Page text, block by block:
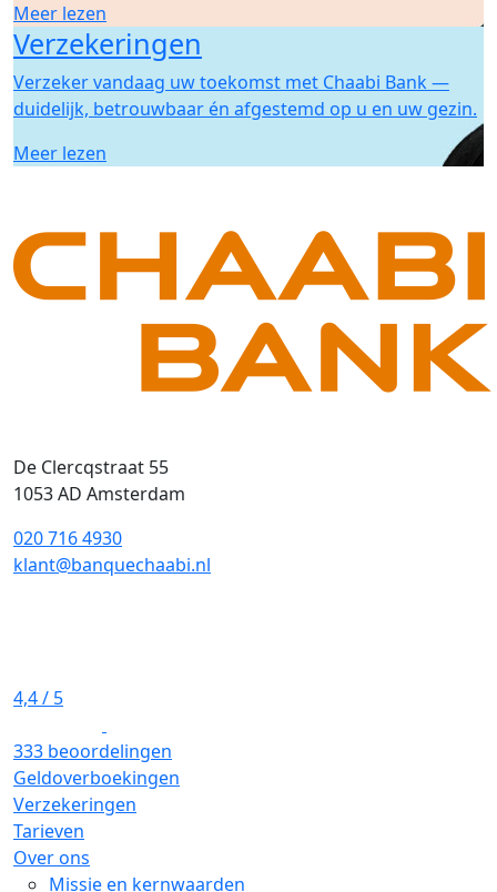
Meer lezen
Verzekeringen
Verzeker vandaag uw toekomst met Chaabi Bank —
duidelijk, betrouwbaar én afgestemd op u en uw gezin.
Meer lezen
De Clercqstraat 55
1053 AD Amsterdam
020 716 4930
klant@banquechaabi.nl
4,4/ 5
333 beoordelingen
Geldoverboekingen
Verzekeringen
Tarieven
Over ons
Missie en kernwaarden